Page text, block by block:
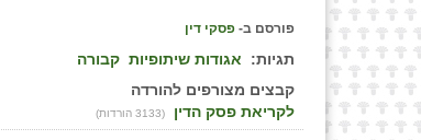
פורסם ב- פסקי דין
תגיות: אגודות שיתופיות קבורה
קבצים מצורפים להורדה
לקריאת פסק הדין
(3133 הורדות)